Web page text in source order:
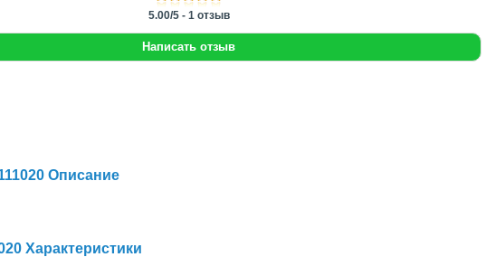
5.00/5- 1отзыв
Написать отзыв
Описание
Характеристики